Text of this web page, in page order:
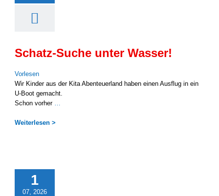
Schatz-Suche unter Wasser!
Vor­le­sen
Wir Kin­der aus der Kita Aben­teu­er­land haben einen Aus­flug in ein
U‑Boot gemacht.
Schon vor­her
Wei­ter­le­sen >
1
07, 2026